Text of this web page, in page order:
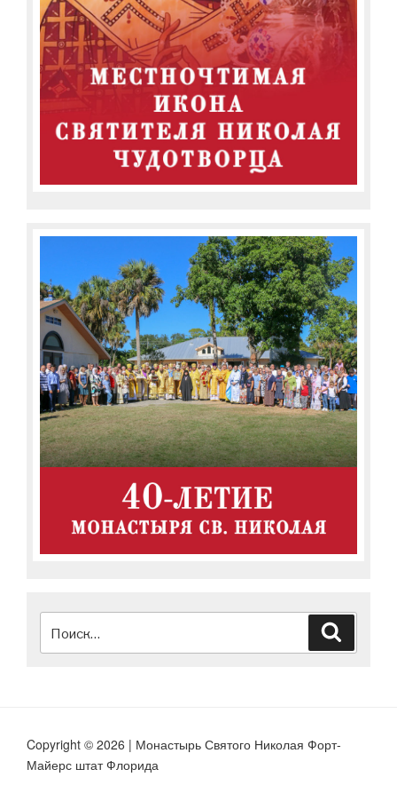
Copyright © 2026 | Монастырь Святого Николая Форт-
Майерс штат Флорида